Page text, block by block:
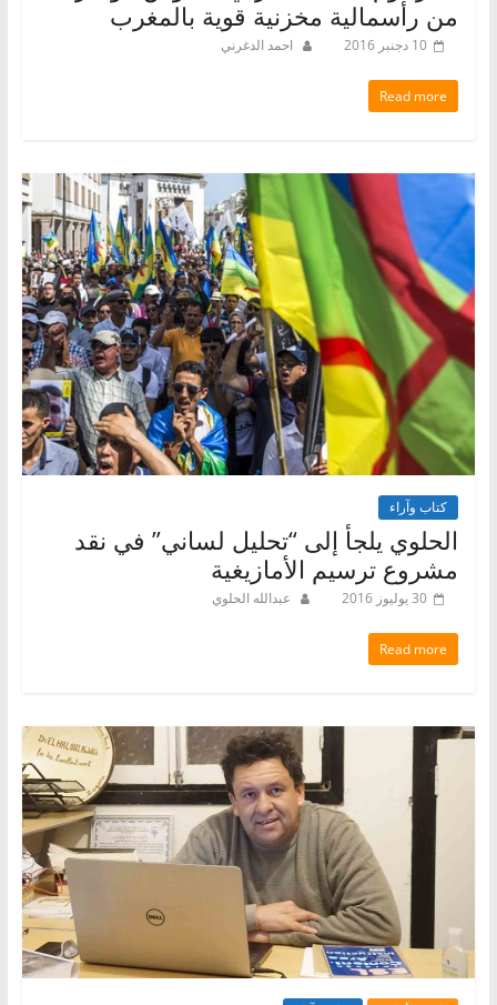
من رأسمالية مخزنية قوية بالمغرب
10 دجنبر 2016 احمد الدغرني
Read more
كتاب وآراء
الحلوي يلجأ إلى “تحليل لساني” في نقد
مشروع ترسيم الأمازيغية
30 يوليوز 2016 عبدالله الحلوي
Read more